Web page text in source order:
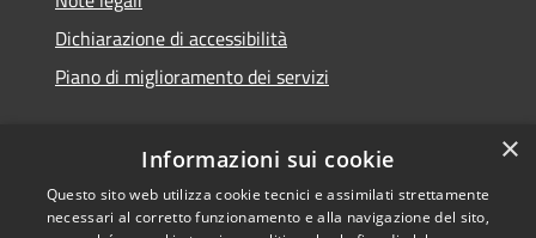
Dichiarazione di accessibilità
Piano di miglioramento dei servizi
RSS
Accessibilità
Copyright © 2026 • Comune di
Treviglio • Powered by
×
Informazioni sui cookie
Questo sito web utilizza cookie tecnici e assimilati strettamente
necessari al corretto funzionamento e alla navigazione del sito,